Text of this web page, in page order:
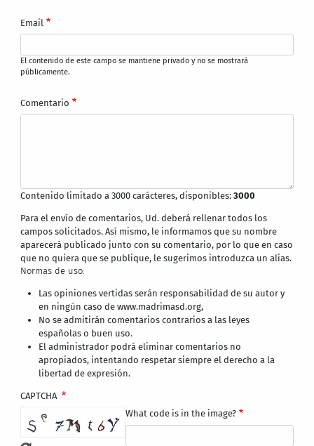
Email
El contenido de este campo se mantiene privado y no se mostrará
públicamente.
Comentario
Contenido limitado a 3000 carácteres, disponibles:3000
Para el envío de comentarios, Ud. deberá rellenar todos los
campos solicitados. Así mismo, le informamos que su nombre
aparecerá publicado junto con su comentario, por lo que en caso
que no quiera que se publique, le sugerimos introduzca un alias.
Normas de uso:
Las opiniones vertidas serán responsabilidad de su autor y
en ningún caso de www.madrimasd.org,
No se admitirán comentarios contrarios a las leyes
españolas o buen uso.
El administrador podrá eliminar comentarios no
apropiados, intentando respetar siempre el derecho a la
libertad de expresión.
CAPTCHA
What code is in the image?